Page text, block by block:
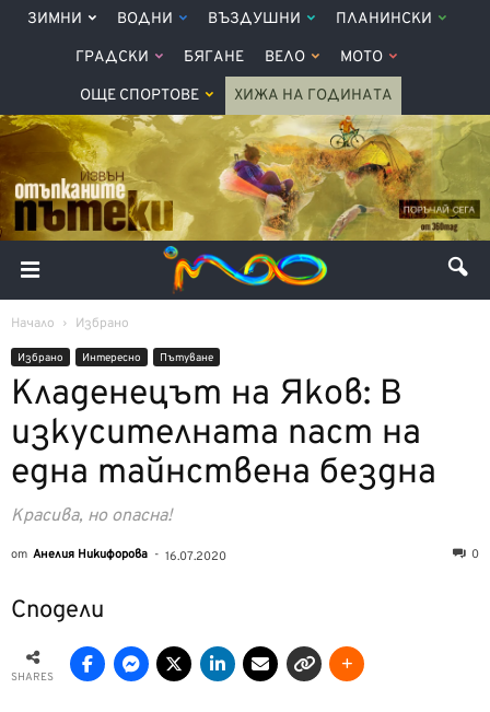
ЗИМНИ ВОДНИ ВЪЗДУШНИ ПЛАНИНСКИ
ГРАДСКИ БЯГАНЕ ВЕЛО МОТО
ОЩЕ СПОРТОВЕ ХИЖА НА ГОДИНАТА
Начало Избрано
Избрано Интерeсно Пътуване
Кладенецът на Яков: В
изкусителната паст на
една тайнствена бездна
Красива, но опасна!
от Анелия Никифорова - 16.07.2020 0
Сподели
SHARES